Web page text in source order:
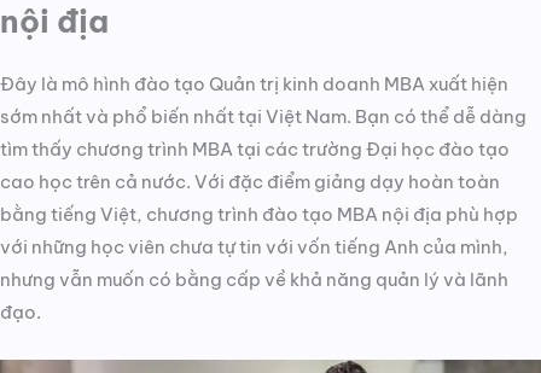
nội địa
Đây là mô hình đào tạo Quản trị kinh doanh MBA xuất hiện
sớm nhất và phổ biến nhất tại Việt Nam. Bạn có thể dễ dàng
tìm thấy chương trình MBA tại các trường Đại học đào tạo
cao học trên cả nước. Với đặc điểm giảng dạy hoàn toàn
bằng tiếng Việt, chương trình đào tạo MBA nội địa phù hợp
với những học viên chưa tự tin với vốn tiếng Anh của mình,
nhưng vẫn muốn có bằng cấp về khả năng quản lý và lãnh
đạo.